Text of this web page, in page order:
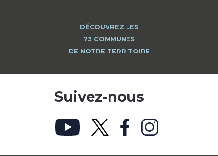
DÉCOUVREZ LES
73 COMMUNES
DE NOTRE TERRITOIRE
Suivez-nous